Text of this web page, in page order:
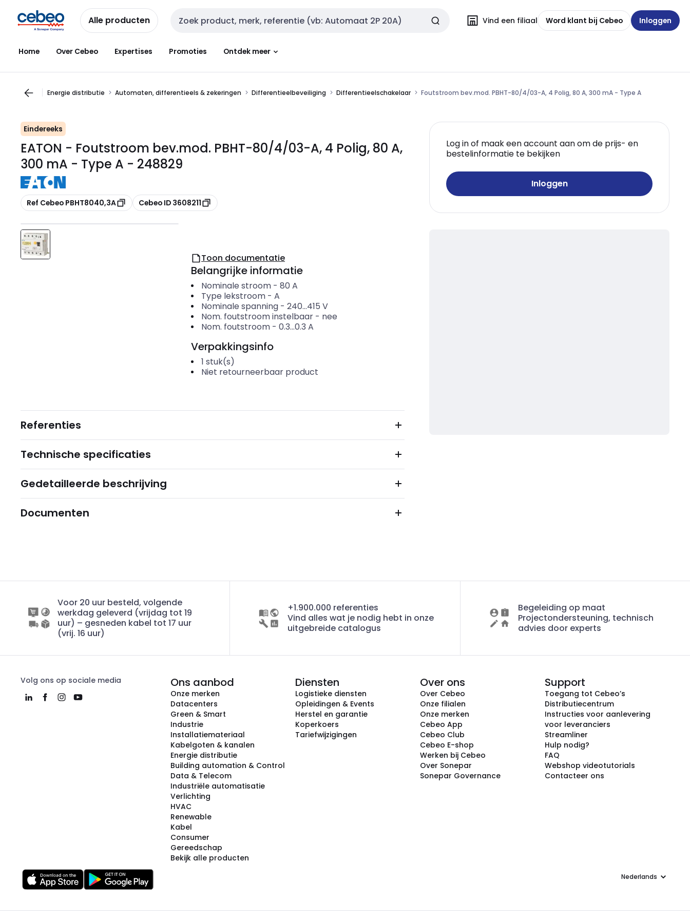
naar
navigatie
naar
inhoud
Alle producten Zoekveld invoer Vind een filiaal Word klant bij Cebeo Inloggen
Home Over Cebeo Expertises Promoties Ontdek meer
Energie distributie Automaten, differentieels & zekeringen Differentieelbeveiliging Differentieelschakelaar Foutstroom bev.mod. PBHT-80/4/03-A, 4 Polig, 80 A, 300 mA - Type A
Eindereeks
EATON - Foutstroom bev.mod. PBHT-80/4/03-A, 4 Polig, 80 A,
300 mA - Type A - 248829
Kopiëren
Ref Cebeo PBHT8040,3A Kopiëren
Cebeo ID 3608211
Log in of maak een account aan om de prijs- en
bestelinformatie te bekijken
Inloggen
Toon documentatie
Belangrijke informatie
Nominale stroom- 80 A
Type lekstroom- A
Nominale spanning- 240...415 V
Nom. foutstroom instelbaar- nee
Nom. foutstroom- 0.3...0.3 A
Verpakkingsinfo
1 stuk(s)
Niet retourneerbaar product
Referenties
Technische specificaties
Gedetailleerde beschrijving
Documenten
Voor 20 uur besteld, volgende
werkdag geleverd (vrijdag tot 19
uur) – gesneden kabel tot 17 uur
(vrij. 16 uur)
+1.900.000 referenties
Vind alles wat je nodig hebt in onze
uitgebreide catalogus
Begeleiding op maat
Projectondersteuning, technisch
advies door experts
Volg ons op sociale media Ons aanbod
Onze merken
Datacenters
Green & Smart
Industrie
Installatiemateriaal
Kabelgoten & kanalen
Energie distributie
Building automation & Control
Data & Telecom
Industriële automatisatie
Verlichting
HVAC
Renewable
Kabel
Consumer
Gereedschap
Bekijk alle producten
Diensten
Logistieke diensten
Opleidingen & Events
Herstel en garantie
Koperkoers
Tariefwijzigingen
Over ons
Over Cebeo
Onze filialen
Onze merken
Cebeo App
Cebeo Club
Cebeo E-shop
Werken bij Cebeo
Over Sonepar
Sonepar Governance
Support
Toegang tot Cebeo’s
Distributiecentrum
Instructies voor aanlevering
voor leveranciers
Streamliner
Hulp nodig?
FAQ
Webshop videotutorials
Contacteer ons
Taal